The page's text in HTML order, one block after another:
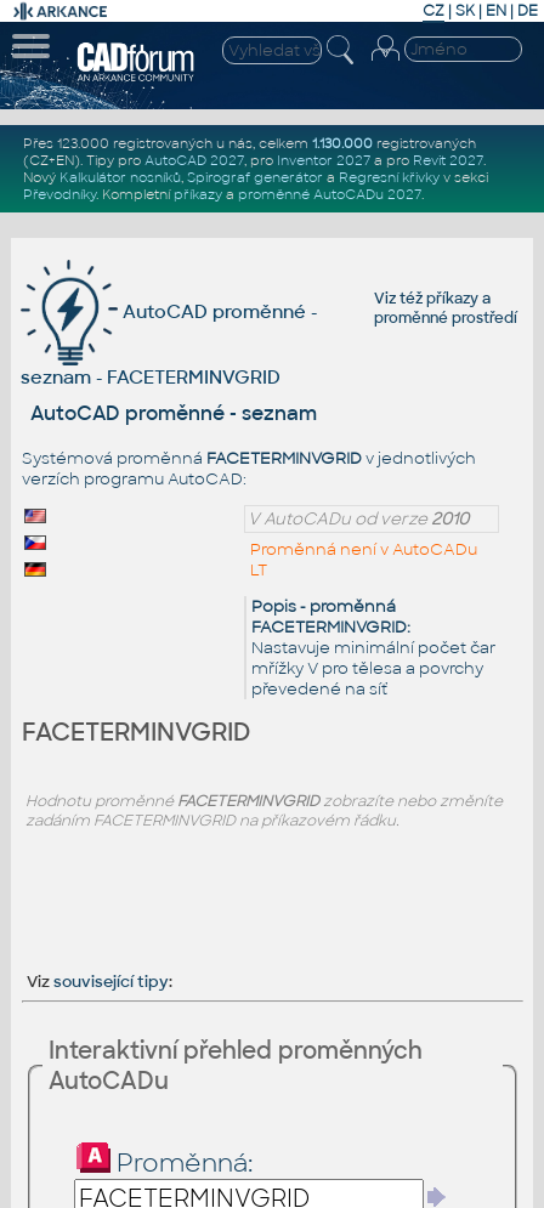
CZ | SK| EN | DE
Přes 123.000 registrovaných u nás, celkem 1.130.000registrovaných
(CZ+EN). Tipy pro AutoCAD 2027, pro Inventor 2027a pro Revit 2027.
Nový Kalkulátor nosníků, Spirograf generátor a Regresní křivkyv sekci
Převodníky. Kompletní příkazya proměnné AutoCADu 2027.
Viz téžpříkazya
proměnné prostředí
AutoCAD proměnné -
seznam - FACETERMINVGRID
AutoCAD proměnné - seznam
Systémová proměnná FACETERMINVGRIDv jednotlivých
verzích programu AutoCAD:
V AutoCADu od verze2010
Proměnná není v AutoCADu
LT
Popis - proměnná
FACETERMINVGRID:
Nastavuje minimální počet čar
mřížky V pro tělesa a povrchy
převedené na síť
FACETERMINVGRID
Hodnotu proměnnéFACETERMINVGRIDzobrazíte nebo změníte
zadáním FACETERMINVGRID na příkazovém řádku.
Vizsouvisející tipy:
Interaktivní přehled proměnných
AutoCADu
Proměnná: